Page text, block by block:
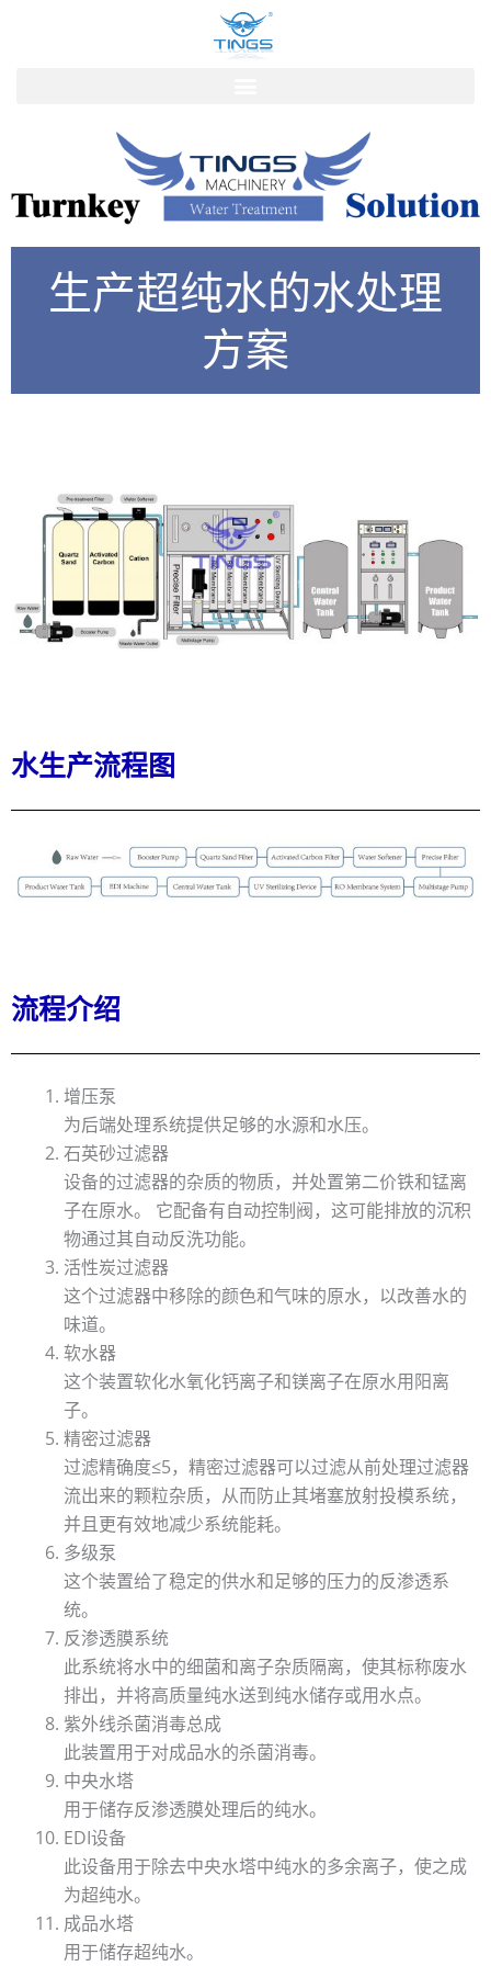
生产超纯水的水处理
方案
水生产流程图
流程介绍
增压泵
为后端处理系统提供足够的水源和水压。
石英砂过滤器
设备的过滤器的杂质的物质，并处置第二价铁和锰离
子在原水。 它配备有自动控制阀，这可能排放的沉积
物通过其自动反洗功能。
活性炭过滤器
这个过滤器中移除的颜色和气味的原水，以改善水的
味道。
软水器
这个装置软化水氧化钙离子和镁离子在原水用阳离
子。
精密过滤器
过滤精确度≤5，精密过滤器可以过滤从前处理过滤器
流出来的颗粒杂质，从而防止其堵塞放射投模系统，
并且更有效地减少系统能耗。
多级泵
这个装置给了稳定的供水和足够的压力的反渗透系
统。
反渗透膜系统
此系统将水中的细菌和离子杂质隔离，使其标称废水
排出，并将高质量纯水送到纯水储存或用水点。
紫外线杀菌消毒总成
此装置用于对成品水的杀菌消毒。
中央水塔
用于储存反渗透膜处理后的纯水。
EDI设备
此设备用于除去中央水塔中纯水的多余离子，使之成
为超纯水。
成品水塔
用于储存超纯水。